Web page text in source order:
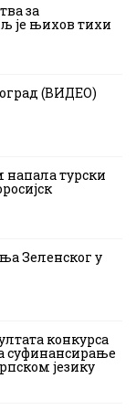
за
је њихов тихи
(ВИДЕО)
напала турски
Зеленског у
конкурса
суфинансирање
језику